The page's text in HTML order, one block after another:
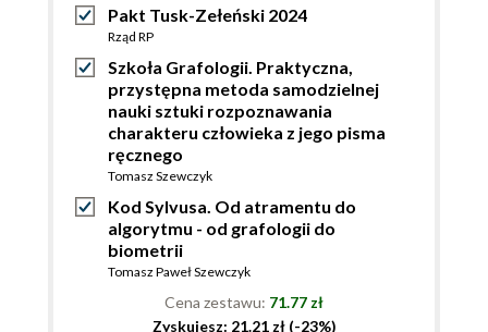
Pakt Tusk-Zełeński 2024
Rząd RP
Szkoła Grafologii. Praktyczna,
przystępna metoda samodzielnej
nauki sztuki rozpoznawania
charakteru człowieka z jego pisma
ręcznego
Tomasz Szewczyk
Kod Sylvusa. Od atramentu do
algorytmu - od grafologii do
biometrii
Tomasz Paweł Szewczyk
Cena zestawu: 71.77 zł
Zyskujesz: 21.21 zł (-23%)